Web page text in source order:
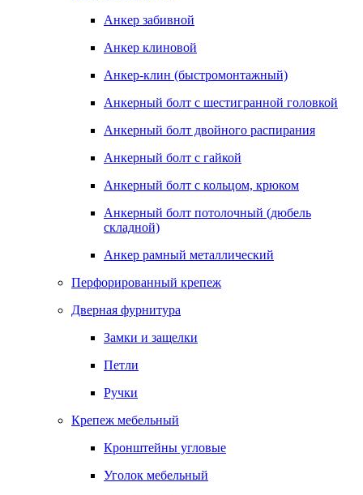
Анкер забивной
Анкер клиновой
Анкер-клин (быстромонтажный)
Анкерный болт с шестигранной головкой
Анкерный болт двойного распирания
Анкерный болт с гайкой
Анкерный болт с кольцом, крюком
Анкерный болт потолочный (дюбель
складной)
Анкер рамный металлический
Перфорированный крепеж
Дверная фурнитура
Замки и защелки
Петли
Ручки
Крепеж мебельный
Кронштейны угловые
Уголок мебельный